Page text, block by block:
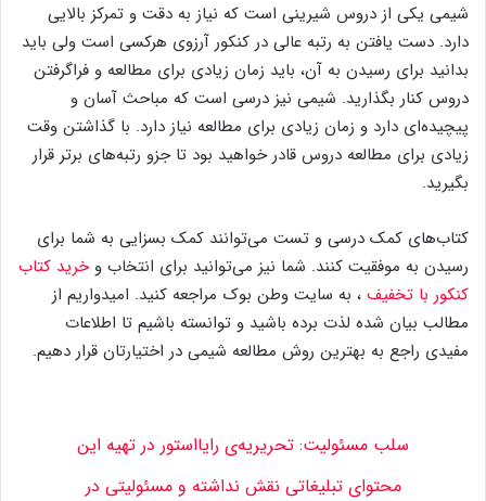
شیمی یکی از دروس شیرینی است که نیاز به ‌دقت و تمرکز بالایی
دارد. دست یافتن به رتبه عالی در کنکور آرزوی هرکسی است ولی باید
بدانید برای رسیدن به آن، باید زمان زیادی برای مطالعه و فراگرفتن
دروس کنار بگذارید. شیمی نیز درسی است که مباحث آسان و
پیچیده‌ای دارد و زمان زیادی برای مطالعه نیاز دارد. با گذاشتن وقت
زیادی برای مطالعه دروس قادر خواهید بود تا جزو رتبه‌های برتر قرار
بگیرید.
کتاب‌های کمک درسی و تست می‌توانند کمک بسزایی به شما برای
رسیدن به موفقیت کنند. شما نیز می‌توانید برای انتخاب وخرید کتاب‌
کنکور با تخفیف ، به سایت وطن بوک مراجعه کنید. امیدواریم از
مطالب بیان شده لذت برده باشید و توانسته باشیم تا اطلاعات
مفیدی راجع به بهترین روش مطالعه شیمی در اختیارتان قرار دهیم.
سلب‌ مسئولیت: تحریریه‌ی رایااستور در تهیه‌ این
محتوای تبلیغاتی نقش نداشته و مسئولیتی در